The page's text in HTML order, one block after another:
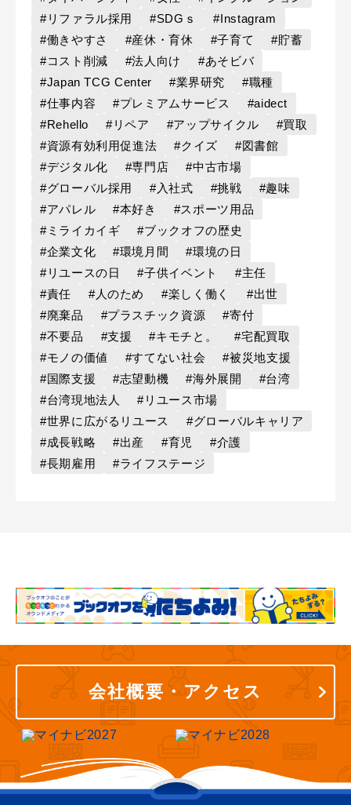
#リファラル採用
#SDGｓ
#Instagram
#働きやすさ
#産休・育休 #子育て
#貯蓄
#コスト削減
#法人向け
#あそビバ
#Japan TCG Center
#業界研究
#職種
#仕事内容
#プレミアムサービス
#aidect
#Rehello
#リペア #アップサイクル
#買取
#資源有効利用促進法
#クイズ
#図書館
#デジタル化
#専門店
#中古市場
#グローバル採用
#入社式 #挑戦
#趣味
#アパレル
#本好き
#スポーツ用品
#ミライカイギ
#ブックオフの歴史
#企業文化
#環境月間
#環境の日
#リユースの日
#子供イベント
#主任
#責任
#人のため #楽しく働く
#出世
#廃棄品
#プラスチック資源
#寄付
#不要品
#支援 #キモチと。
#宅配買取
#モノの価値
#すてない社会
#被災地支援
#国際支援
#志望動機 #海外展開
#台湾
#台湾現地法人
#リユース市場
#世界に広がるリユース
#グローバルキャリア
#成長戦略
#出産 #育児
#介護
#長期雇用
#ライフステージ
会社概要・アクセス